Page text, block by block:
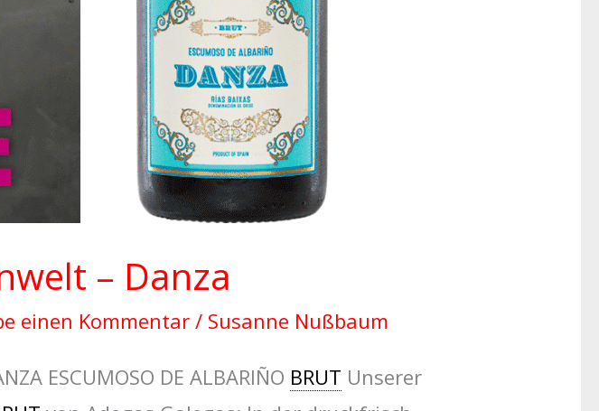
– Danza
einen Kommentar / Susanne Nußbaum
ESCUMOSO DE ALBARIÑO BRUT Unserer